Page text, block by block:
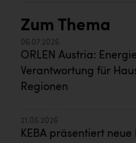
Zum Thema
06.07.2026
ORLEN Austria:
Verantwortung für
Regionen
21.05.2026
KEBA präsentiert